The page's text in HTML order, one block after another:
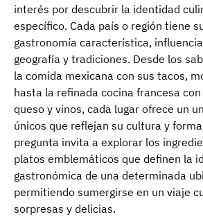
interés por descubrir la identidad
específico. Cada país o región tiene
gastronomía característica,
geografía y tradiciones. Desde los
la comida mexicana con sus tacos,
hasta la refinada cocina francesa
queso y vinos, cada lugar ofrece un
únicos que reflejan su cultura y
pregunta invita a explorar los
platos emblemáticos que definen la
gastronómica de una determinada
permitiendo sumergirse en un viaje
sorpresas y delicias.